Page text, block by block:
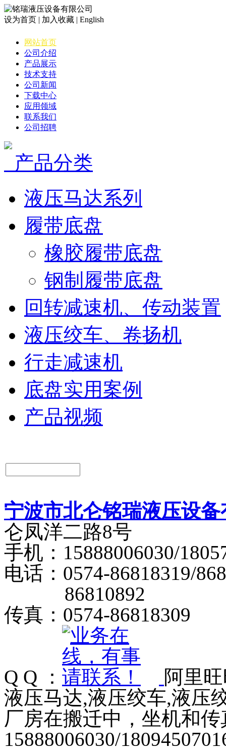
设为首页 | 加入收藏 | English
网站首页
公司介绍
产品展示
技术支持
公司新闻
下载中心
应用领域
联系我们
公司招聘
产品分类
液压马达系列
履带底盘
橡胶履带底盘
钢制履带底盘
回转减速机、传动装置
液压绞车、卷扬机
行走减速机
底盘实用案例
产品视频
宁波市北仑铭瑞液压设
仑凤洋二路8号
手机：15888006030/
电话：0574-86818319/
86810892
传真：0574-86818309
Q Q ：
阿里
液压马达,液压绞车,液压
厂房在搬迁中，坐机和
15888006030/